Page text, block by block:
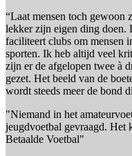
“Laat mensen toch gewoon
lekker zijn eigen ding doen.
faciliteert clubs om mensen
sporten. Ik heb altijd veel
zijn er de afgelopen twee à
gezet. Het beeld van de
wordt steeds meer de bond
"Niemand in het
jeugdvoetbal gevraagd. Het
Betaalde Voetbal"